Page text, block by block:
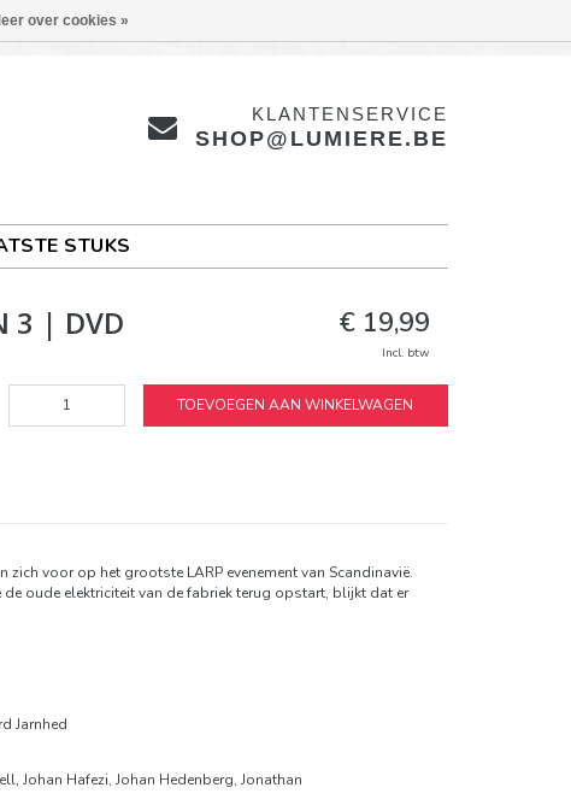
KLANTENSERVICE
SHOP@LUMIERE.BE
STUKS
3 | DVD € 19,99
Incl. btw
TOEVOEGEN AAN WINKELWAGEN
voor op het grootste LARP evenement van Scandinavië.
oude elektriciteit van de fabriek terug opstart, blijkt dat er
Jarnhed
Johan Hafezi, Johan Hedenberg, Jonathan
over cookies »